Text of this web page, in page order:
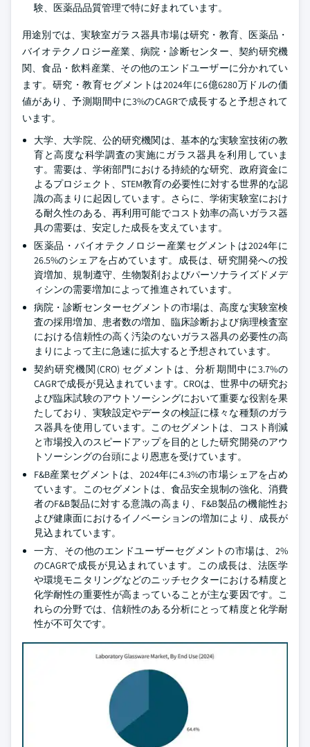
験、医薬品品質管理で特に好まれています。
用途別では、実験室ガラス器具市場は研究・教育、医薬品・
バイオテクノロジー産業、病院・診断センター、契約研究機
関、食品・飲料産業、その他のエンドユーザーに分かれてい
ます。研究・教育セグメントは2024年に6億6280万ドルの価
値があり、予測期間中に3%のCAGRで成長すると予想されて
います。
大学、大学院、公的研究機関は、基本的な実験室技術の教
育と高度な科学調査の実施にガラス器具を利用していま
す。需要は、学術部門における持続的な研究、政府資金に
よるプロジェクト、STEM教育の必要性に対する世界的な認
識の高まりに起因しています。さらに、学術実験室におけ
る耐久性のある、再利用可能でコスト効率の高いガラス器
具の需要は、安定した成長を支えています。
医薬品・バイオテクノロジー産業セグメントは2024年に
26.5%のシェアを占めています。成長は、研究開発への投
資増加、規制遵守、生物製剤およびパーソナライズドメデ
ィシンの需要増加によって推進されています。
病院・診断センターセグメントの市場は、高度な実験室検
査の採用増加、患者数の増加、臨床診断および病理検査室
における信頼性の高く汚染のないガラス器具の必要性の高
まりによって主に急速に拡大すると予想されています。
契約研究機関(CRO) セグメントは、分析期間中に3.7%の
CAGRで成長が見込まれています。CROは、世界中の研究お
よび臨床試験のアウトソーシングにおいて重要な役割を果
たしており、実験設定やデータの検証に様々な種類のガラ
ス器具を使用しています。このセグメントは、コスト削減
と市場投入のスピードアップを目的とした研究開発のアウ
トソーシングの台頭により恩恵を受けています。
F&B産業セグメントは、2024年に4.3%の市場シェアを占め
ています。このセグメントは、食品安全規制の強化、消費
者のF&B製品に対する意識の高まり、F&B製品の機能性お
よび健康面におけるイノベーションの増加により、成長が
見込まれています。
一方、その他のエンドユーザーセグメントの市場は、2%
のCAGRで成長が見込まれています。この成長は、法医学
や環境モニタリングなどのニッチセクターにおける精度と
化学耐性の重要性が高まっていることが主な要因です。こ
れらの分野では、信頼性のある分析にとって精度と化学耐
性が不可欠です。